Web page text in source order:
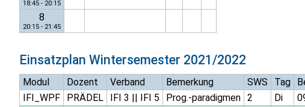
18:45 - 20:15
8
20:15 - 21:45
Einsatzplan Wintersemester 2021/2022
Modul Dozent Verband Bemerkung SWS Tag
IFI_WPF
PRÄDEL IFI 3 || IFI 5 Prog.-paradigmen 2 Di